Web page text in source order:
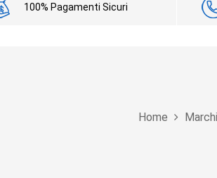
100% Pagamenti Sicuri
Home Marchi